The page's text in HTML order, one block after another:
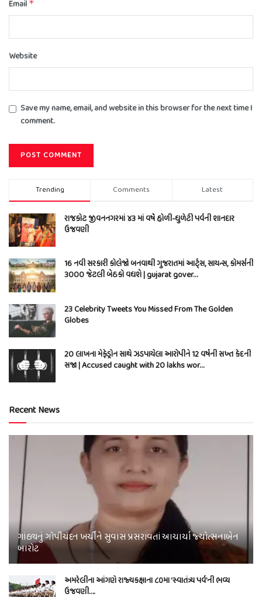
Email *
Website
Save my name, email, and website in this browser for the next time I
comment.
Trending Comments Latest
રાજકોટ જીવનનગરમાં ૪૩ માં વર્ષે હોળી-ધુળેટી પર્વની શાનદાર
ઉજવણી
16 નવી સરકારી કોલેજો બનવાથી ગુજરાતમાં આર્ટ્સ, સાયન્સ, કોમર્સની
3000 જેટલી બેઠકો વધશે | gujarat gover…
23 Celebrity Tweets You Missed From The Golden
Globes
20 લાખના મેફેડ્રોન સાથે ઝડપાયેલા આરોપીને 12 વર્ષની સખ્ત કેદની
સજા | Accused caught with 20 lakhs wor…
Recent News
ગાંઠ્યનું ગોપીચંદન ખર્ચીને સુવાસ પ્રસરાવતાં આચાર્યા જ્યોત્સનાબેન
બારોટ
અમરેલીના આંગણે રાજ્યકક્ષાના ૮૦મા ‘સ્વાતંત્ર્ય પર્વ’ની ભવ્ય
ઉજવણી….